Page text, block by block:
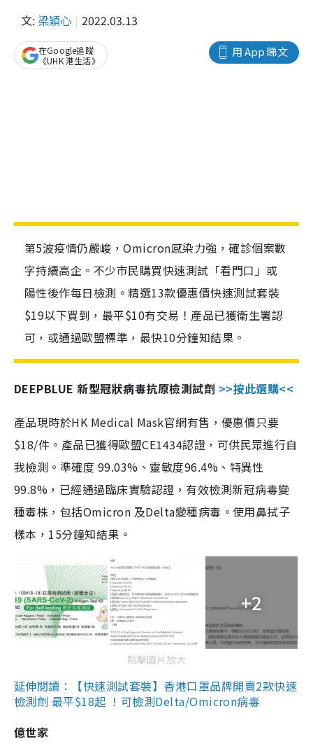
文: 梁穎心 2022.03.13
用 App 睇文
在Google追蹤
《UHK 港生活》
第5波疫情仍嚴峻，Omicron感染力強，確診個案數
字持續高企。不少市民購買快速測試「看門口」或
陽性後作每日檢測。精選13款優惠價快速測試套裝
$19以下買到，最平$10有交易！產品已獲衛生署認
可，或通過歐盟標準，最快10分鐘知結果。
DEEPBLUE 新型冠狀病毒抗原檢測試劑 >>按此選購<<
產品現時於HK Medical Mask官網有售，優惠價只要
$18/件。產品已獲得歐盟CE1434認證，可供民眾進行自
我檢測。準確度 99.03%、靈敏度96.4%、特異性
99.8%，已經通過臨床實驗認證，有效檢測新冠病毒變
種毒株，包括Omicron 及Delta變種病毒。使用鼻拭子
樣本，15分鐘知結果。
+2
點擊圖片放大
延伸閱讀：【快速測試套裝】香港口罩品牌開賣2款快速
檢測劑 最平$18起 ！可檢測Delta/Omicron病毒
億世家